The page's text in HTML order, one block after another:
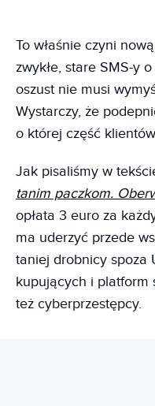
To właśnie czyni
zwykłe, stare SMS-y
oszust nie musi
Wystarczy, że
o której część klientów
Jak pisaliśmy w
tanim paczkom.
opłata 3 euro za
ma uderzyć przede
taniej drobnicy spoza
kupujących i platform
też cyberprzestępcy.